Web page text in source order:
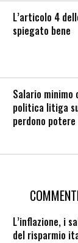
L’articolo 4
spiegato bene
Salario minimo
politica litiga
perdono potere
L’inflazione, i
del risparmio